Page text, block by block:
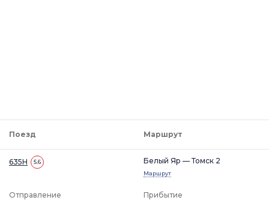
Поезд Маршрут
635Н 5.6 Белый Яр — Томск 2
Маршрут
Отправление
Прибытие